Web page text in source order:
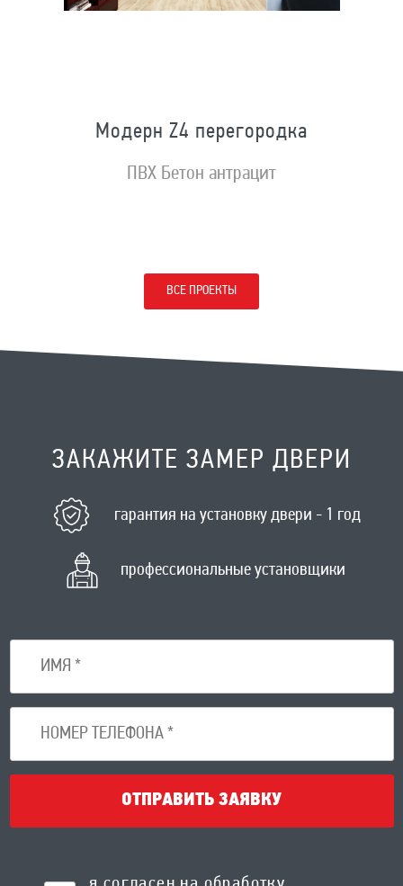
Модерн Z4 перегородка
ПВХ Бетон антрацит
ВСЕ ПРОЕКТЫ
ЗАКАЖИТЕ ЗАМЕР ДВЕРИ
гарантия на установку двери - 1 год
профессиональные установщики
ОТПРАВИТЬ ЗАЯВКУ